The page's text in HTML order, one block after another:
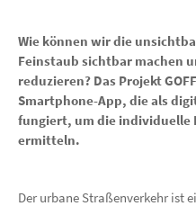
Wie können wir die
Feinstaub sichtbar machen
reduzieren? Das Projekt
Smartphone-App, die als
fungiert, um die individuelle
ermitteln.
Der urbane Straßenverkehr ist